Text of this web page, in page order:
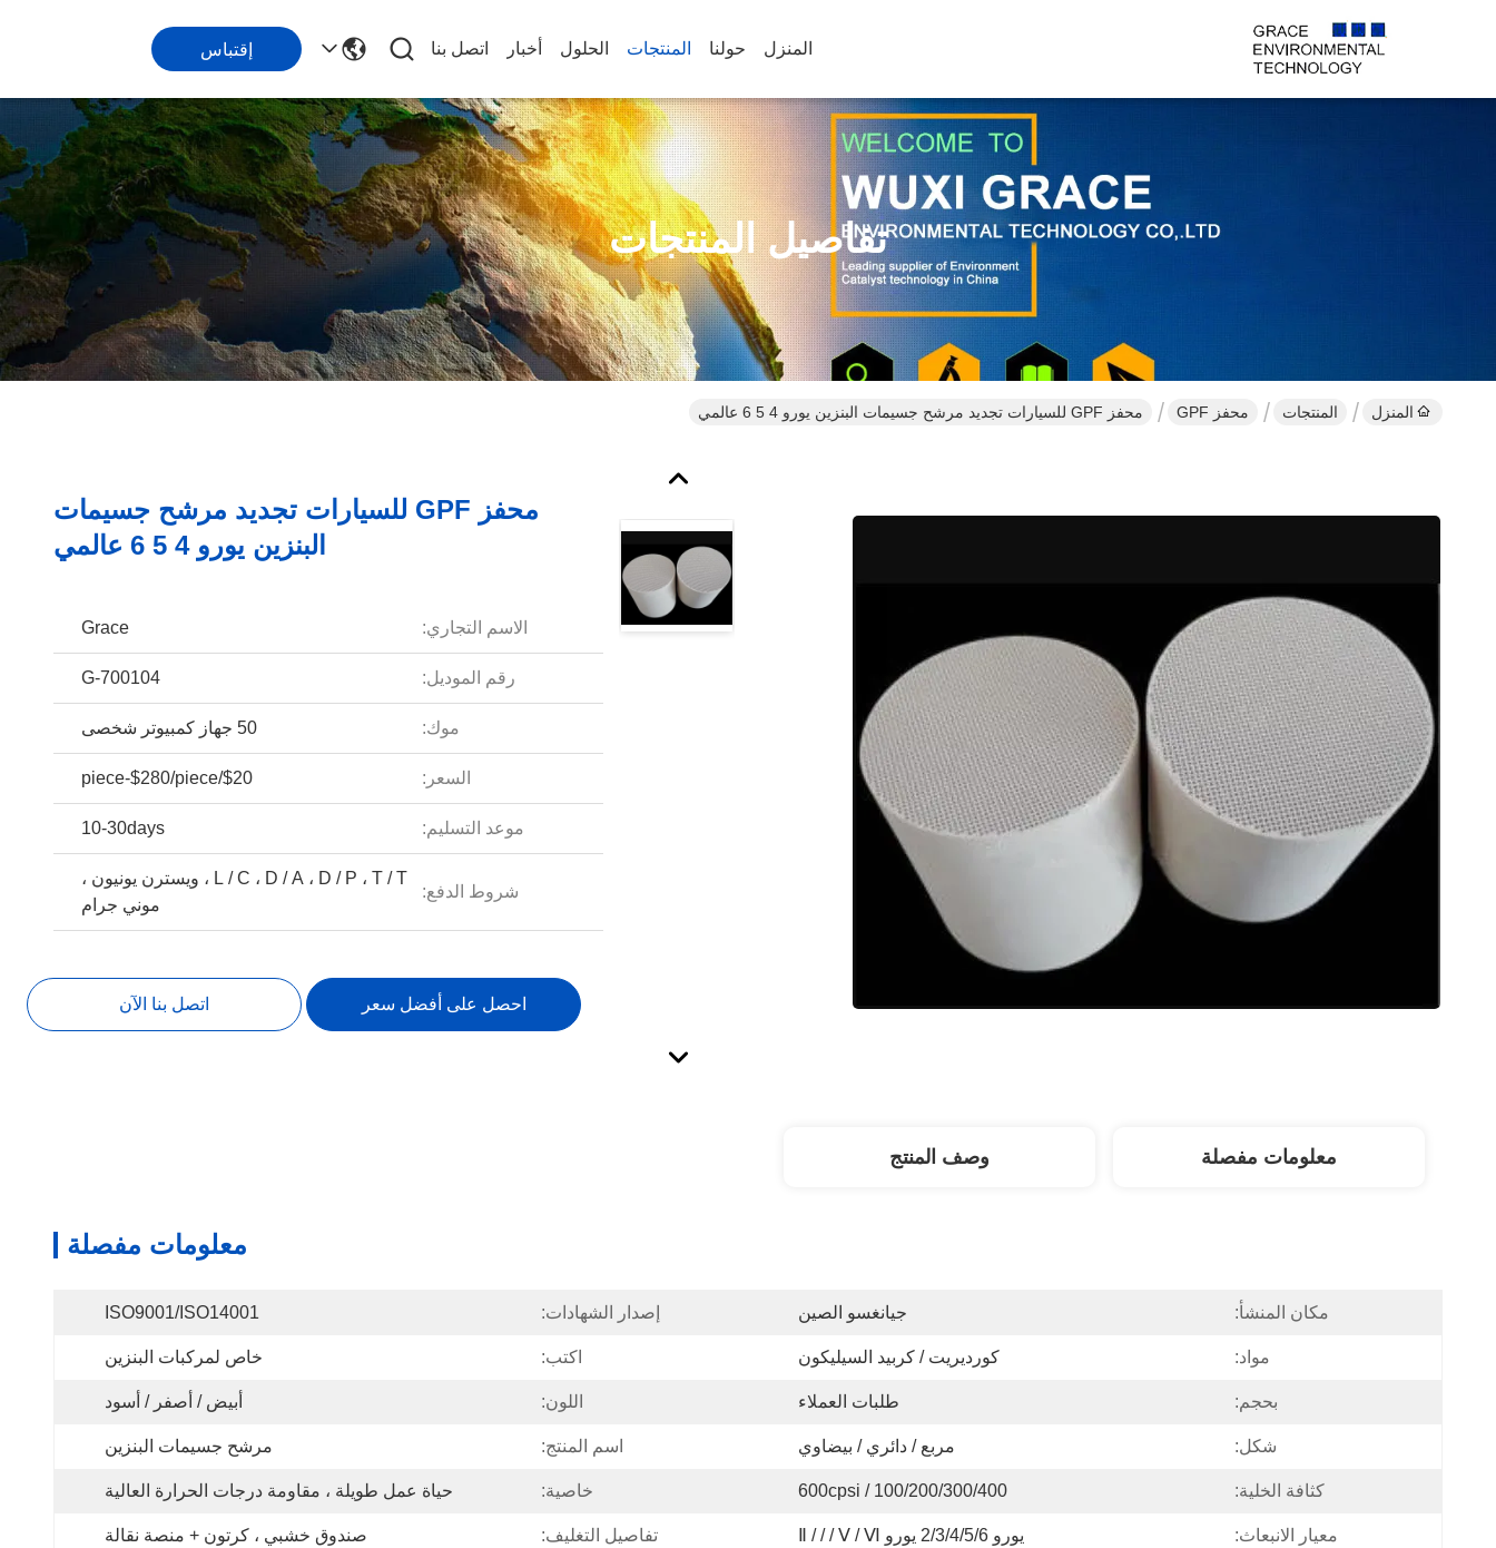
المنزل حولنا المنتجات الحلول أخبار اتصل بنا إقتباس
تفاصيل المنتجات
المنزل المنتجات محفز GPF محفز GPF للسيارات تجديد مرشح جسيمات البنزين يورو 4 5 6 عالمي
محفز GPF للسيارات تجديد مرشح جسيمات
البنزين يورو 4 5 6 عالمي
الاسم التجاري: Grace
رقم الموديل: G-700104
موك: 50 جهاز كمبيوتر شخصى
السعر: $20/piece-$280/piece
موعد التسليم: 10-30days
شروط الدفع:
L / C ، D / A ، D / P ، T / T ، ويسترن يونيون ،
موني جرام
احصل على أفضل سعر اتصل بنا الآن
معلومات مفصلة وصف المنتج
معلومات مفصلة
مكان المنشأ: جيانغسو الصين إصدار الشهادات: ISO9001/ISO14001
مواد: كورديريت / كربيد السيليكون اكتب: خاص لمركبات البنزين
بحجم: طلبات العملاء اللون: أبيض / أصفر / أسود
شكل: مربع / دائري / بيضاوي اسم المنتج: مرشح جسيمات البنزين
كثافة الخلية: 100/200/300/400 / 600cpsi خاصية: حياة عمل طويلة ، مقاومة درجات الحرارة العالية
معيار الانبعاث: يورو 2/3/4/5/6 يورو Ⅱ / / / Ⅴ / Ⅵ تفاصيل التغليف: صندوق خشبي ، كرتون + منصة نقالة